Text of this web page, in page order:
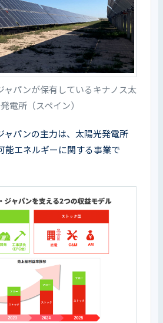
ャパンが保有しているキナノス太
電所（スペイン）
ャパンの主力は、太陽光発電所
能エネルギーに関する事業で